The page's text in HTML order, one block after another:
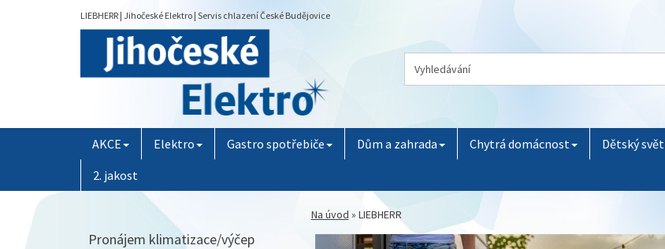
LIEBHERR | Jihočeské Elektro | Servis chlazení České Budějovice
AKCE Elektro Gastro spotřebiče Dům a zahrada Chytrá domácnost Dětský svět
2. jakost
Na úvod » LIEBHERR
Pronájem klimatizace/výčep